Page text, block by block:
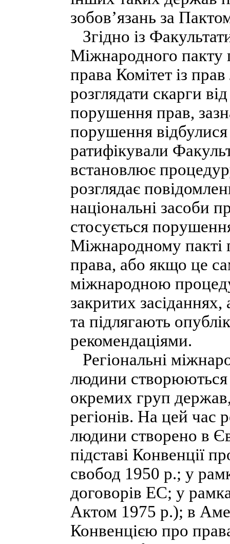
зобов’язань за
Згідно із
Міжнародного пакту
права Комітет із
розглядати скарги
порушення прав,
порушення
ратифікували
встановлює
розглядає
національні засоби
стосується
Міжнародному пакті
права, або якщо це
міжнародною
закритих
та підлягають
рекомендаціями.
Регіональні
людини створюються
окремих груп
регіонів. На цей час
людини створено в
підставі Конвенції
свобод 1950 р.; у
договорів ЕС; у
Актом 1975 р.); в
Конвенцією про